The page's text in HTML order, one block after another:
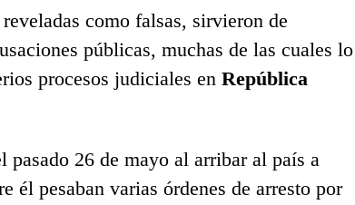
como falsas, sirvieron de
públicas, muchas de las cuales lo
procesos judiciales en República
pasado 26 de mayo al arribar al país a
él pesaban varias órdenes de arresto por